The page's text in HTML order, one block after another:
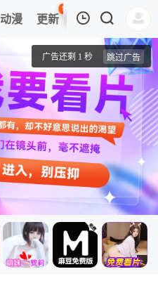
动漫 更新
96
热榜 APP
正片